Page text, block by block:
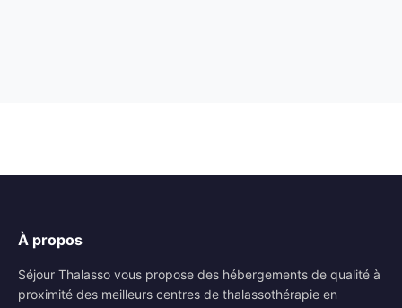
À propos
Séjour Thalasso vous propose des hébergements de qualité à
proximité des meilleurs centres de thalassothérapie en